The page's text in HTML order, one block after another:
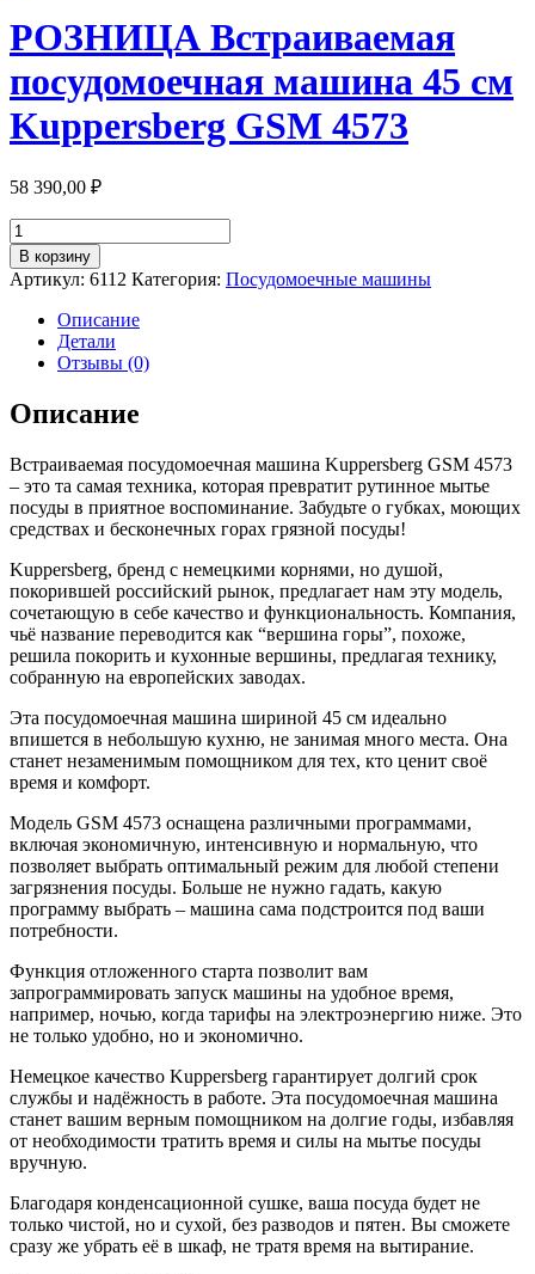
РОЗНИЦА Встраиваемая
посудомоечная машина 45 см
Kuppersberg GSM 4573
58 390,00 ₽
Количество
товара
РОЗНИЦА
Встраиваемая
посудомоечная
машина
Kuppersberg
GSM
В корзину
Артикул: 6112 Категория: Посудомоечные машины
Описание
Детали
Отзывы (0)
Описание
Встраиваемая посудомоечная машина Kuppersberg GSM 4573
– это та самая техника, которая превратит рутинное мытье
посуды в приятное воспоминание. Забудьте о губках, моющих
средствах и бесконечных горах грязной посуды!
Kuppersberg, бренд с немецкими корнями, но душой,
покорившей российский рынок, предлагает нам эту модель,
сочетающую в себе качество и функциональность. Компания,
чьё название переводится как “вершина горы”, похоже,
решила покорить и кухонные вершины, предлагая технику,
собранную на европейских заводах.
Эта посудомоечная машина шириной 45 см идеально
впишется в небольшую кухню, не занимая много места. Она
станет незаменимым помощником для тех, кто ценит своё
время и комфорт.
Модель GSM 4573 оснащена различными программами,
включая экономичную, интенсивную и нормальную, что
позволяет выбрать оптимальный режим для любой степени
загрязнения посуды. Больше не нужно гадать, какую
программу выбрать – машина сама подстроится под ваши
потребности.
Функция отложенного старта позволит вам
запрограммировать запуск машины на удобное время,
например, ночью, когда тарифы на электроэнергию ниже. Это
не только удобно, но и экономично.
Немецкое качество Kuppersberg гарантирует долгий срок
службы и надёжность в работе. Эта посудомоечная машина
станет вашим верным помощником на долгие годы, избавляя
от необходимости тратить время и силы на мытье посуды
вручную.
Благодаря конденсационной сушке, ваша посуда будет не
только чистой, но и сухой, без разводов и пятен. Вы сможете
сразу же убрать её в шкаф, не тратя время на вытирание.